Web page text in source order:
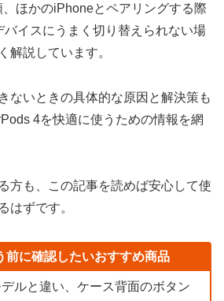
ほかのiPhoneとペアリングする際
イスにうまく切り替えられない場
解説しています。
ないときの具体的な原因と解決策も
4を快適に使うための情報を網
方も、この記事を読めば安心して使
はずです。
に確認したいおすすめ商品
ルと違い、ケース背面のボタン